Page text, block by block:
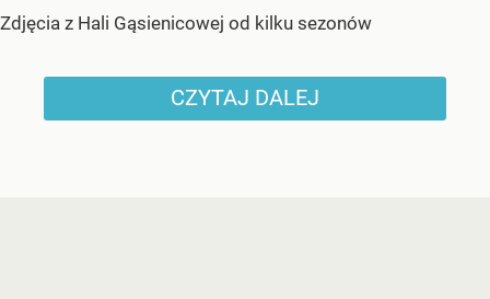
Zdjęcia z Hali Gąsienicowej od kilku sezonów
CZYTAJ DALEJ